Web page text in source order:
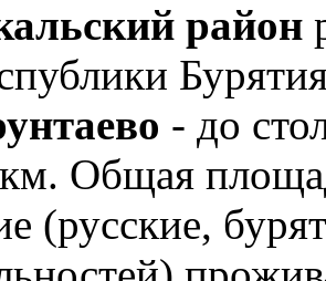
район
- до
Общая
(русские,